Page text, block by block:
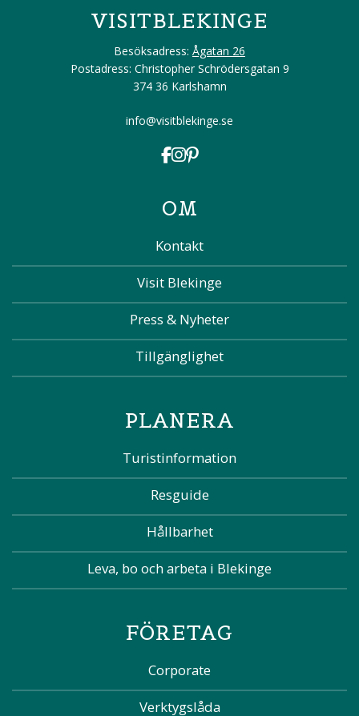
VISITBLEKINGE
Besöksadress: Ågatan 26
Postadress: Christopher Schrödersgatan 9
374 36 Karlshamn
info@visitblekinge.se
OM
Kontakt
Visit Blekinge
Press & Nyheter
Tillgänglighet
PLANERA
Turistinformation
Resguide
Hållbarhet
Leva, bo och arbeta i Blekinge
FÖRETAG
Corporate
Verktygslåda